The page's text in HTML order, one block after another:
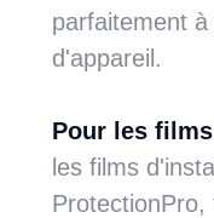
parfaitement
d'appareil.
Pour les
les films
ProtectionPro,